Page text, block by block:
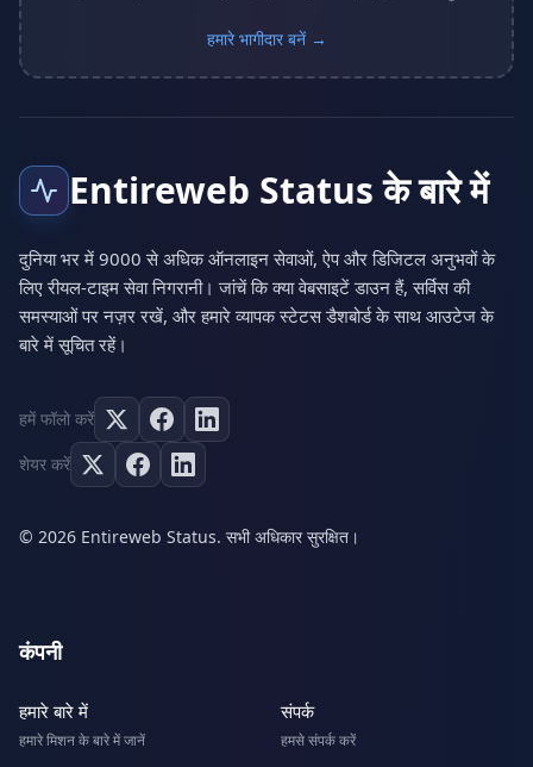
हमारे भागीदार बनें →
Entireweb Status के बारे में
दुनिया भर में 9000 से अधिक ऑनलाइन सेवाओं, ऐप और डिजिटल अनुभवों के
लिए रीयल-टाइम सेवा निगरानी। जांचें कि क्या वेबसाइटें डाउन हैं, सर्विस की
समस्याओं पर नज़र रखें, और हमारे व्यापक स्टेटस डैशबोर्ड के साथ आउटेज के
बारे में सूचित रहें।
हमें फॉलो करें
शेयर करें
© 2026 Entireweb Status. सभी अधिकार सुरक्षित।
कंपनी
हमारे बारे में
हमारे मिशन के बारे में जानें
संपर्क
हमसे संपर्क करें